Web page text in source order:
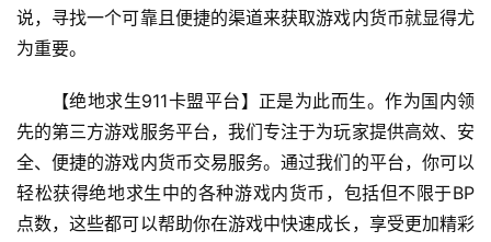
说，寻找一个可靠且便捷的渠道来获取游戏内货币就显得尤
为重要。
【绝地求生911卡盟平台】正是为此而生。作为国内领
先的第三方游戏服务平台，我们专注于为玩家提供高效、安
全、便捷的游戏内货币交易服务。通过我们的平台，你可以
轻松获得绝地求生中的各种游戏内货币，包括但不限于BP
点数，这些都可以帮助你在游戏中快速成长，享受更加精彩